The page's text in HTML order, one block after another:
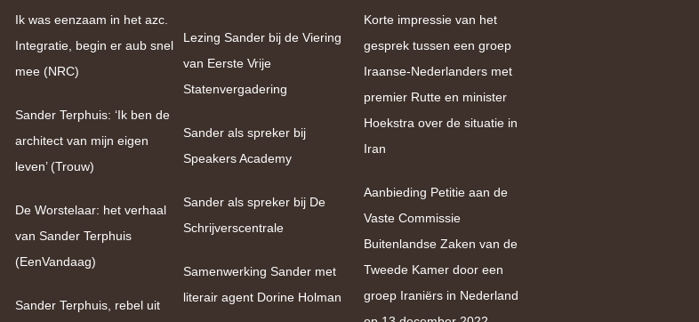
Ik was eenzaam in het azc.
Integratie, begin er aub snel
mee (NRC)
Sander Terphuis: ‘Ik ben de
architect van mijn eigen
leven’ (Trouw)
De Worstelaar: het verhaal
van Sander Terphuis
(EenVandaag)
Sander Terphuis, rebel uit
Lezing Sander bij de Viering
van Eerste Vrije
Statenvergadering
Sander als spreker bij
Speakers Academy
Sander als spreker bij De
Schrijverscentrale
Samenwerking Sander met
literair agent Dorine Holman
Korte impressie van het
gesprek tussen een groep
Iraanse-Nederlanders met
premier Rutte en minister
Hoekstra over de situatie in
Iran
Aanbieding Petitie aan de
Vaste Commissie
Buitenlandse Zaken van de
Tweede Kamer door een
groep Iraniërs in Nederland